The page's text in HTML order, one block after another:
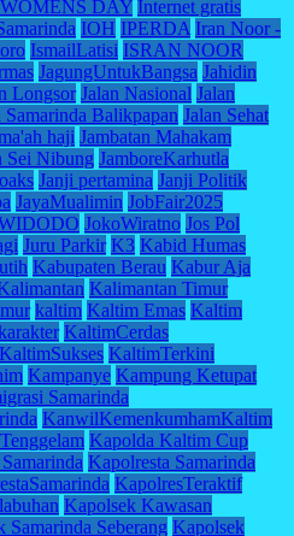
DAY Internet gratis
IOH IPERDA Iran Noor -
IsmailLatisi ISRAN NOOR
JagungUntukBangsa Jahidin
Longsor Jalan Nasional Jalan
Samarinda Balikpapan Jalan Sehat
haji Jambatan Mahakam
Sei Nibung JamboreKarhutla
Janji pertamina Janji Politik
JayaMualimin JobFair2025
JokoWiratno Jos Pol
Juru Parkir K3 Kabid Humas
Kabupaten Berau Kabur Aja
Kalimantan Timur
kaltim Kaltim Emas Kaltim
KaltimCerdas
KaltimSukses KaltimTerkini
Kampanye Kampung Ketupat
Samarinda
KanwilKemenkumhamKaltim
Kapolda Kaltim Cup
Kapolresta Samarinda
KapolresTeraktif
Kapolsek Kawasan
Samarinda Seberang Kapolsek